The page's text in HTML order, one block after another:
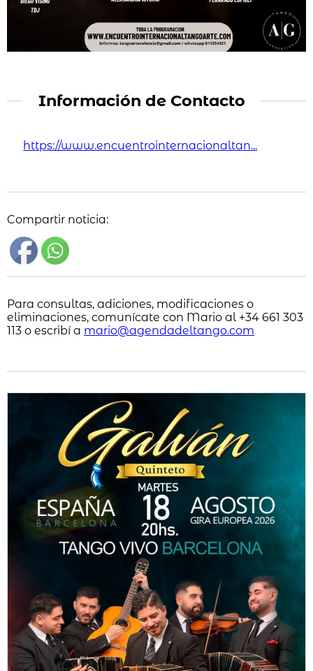
Información de Contacto
https://www.encuentrointernacionaltan...
Compartir noticia:
Para consultas, adiciones, modificaciones o
eliminaciones, comunícate con Mario al +34 661 303
113 o escribí a mario@agendadeltango.com